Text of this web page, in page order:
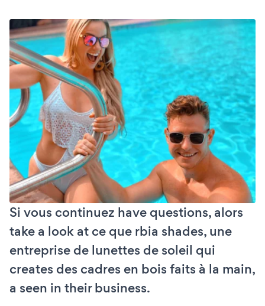
Si vous continuez have questions, alors
take a look at ce que rbia shades, une
entreprise de lunettes de soleil qui
creates des cadres en bois faits à la main,
a seen in their business.